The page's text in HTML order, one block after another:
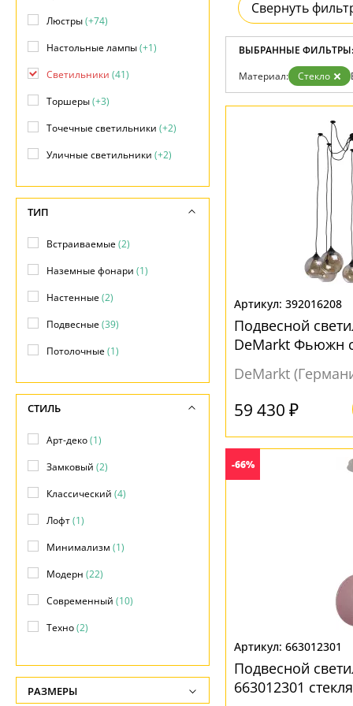
Возврат
Отзывы
Дизайнерам
Бренды
Контакты
Свернуть
ВЫБРАННЫЕ ФИЛЬТРЫ:
Материал: Стекло
392016208
Подвесной
DeMarkt Фьюжн
DeMarkt
59 430 ₽
-66%
663012301
Подвесной
663012301
Люстры(+74)
Настольные лампы(+1)
Светильники (41)
Торшеры(+3)
Точечные светильники (+2)
Уличные светильники (+2)
ТИП
Встраиваемые(2)
Наземные фонари (1)
Настенные(2)
Подвесные(39)
Потолочные(1)
СТИЛЬ
Арт-деко(1)
Замковый (2)
Классический (4)
Лофт(1)
Минимализм (1)
Модерн (22)
Современный (10)
Техно(2)
РАЗМЕРЫ